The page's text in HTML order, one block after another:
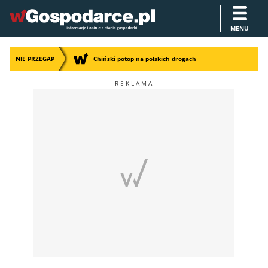
MENU
NIE PRZEGAP Chiński potop na polskich drogach